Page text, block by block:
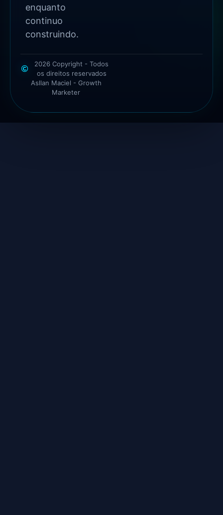
enquanto
continuo
construindo.
2026 Copyright - Todos
os direitos reservados
Asllan Maciel - Growth
Marketer